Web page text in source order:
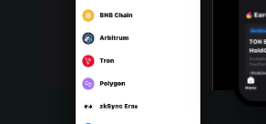
Português (Portugal)
Bahasa Indonesia